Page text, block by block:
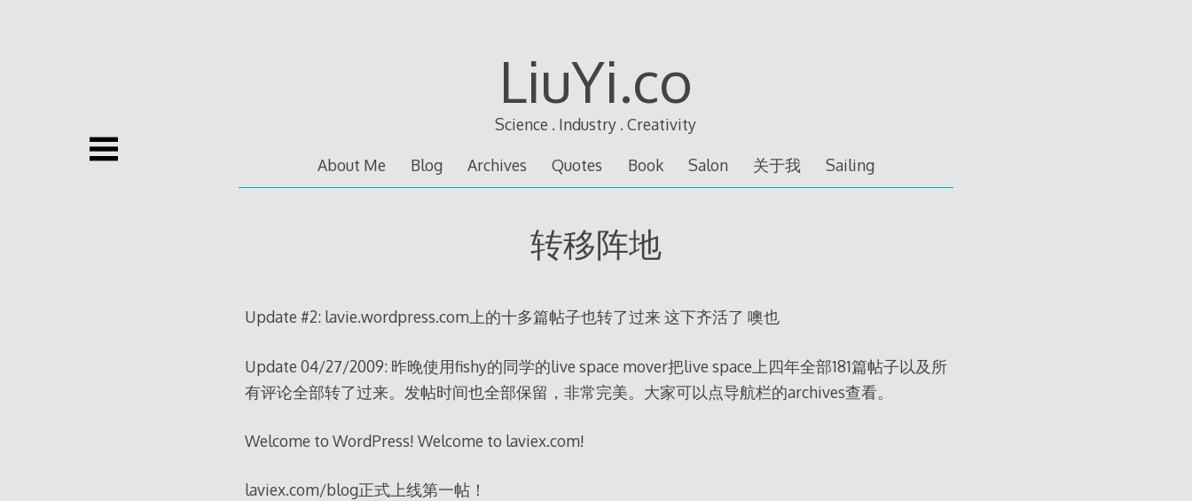
LiuYi.co
Science . Industry . Creativity
About Me Blog Archives Quotes Book Salon 关于我 Sailing
转移阵地
Update #2: lavie.wordpress.com上的十多篇帖子也转了过来 这下齐活了 噢也
Update 04/27/2009: 昨晚使用fishy的同学的live space mover把live space上四年全部181篇帖子以及所
有评论全部转了过来。发帖时间也全部保留，非常完美。大家可以点导航栏的archives查看。
Welcome to WordPress! Welcome to laviex.com!
laviex.com/blog正式上线第一帖！